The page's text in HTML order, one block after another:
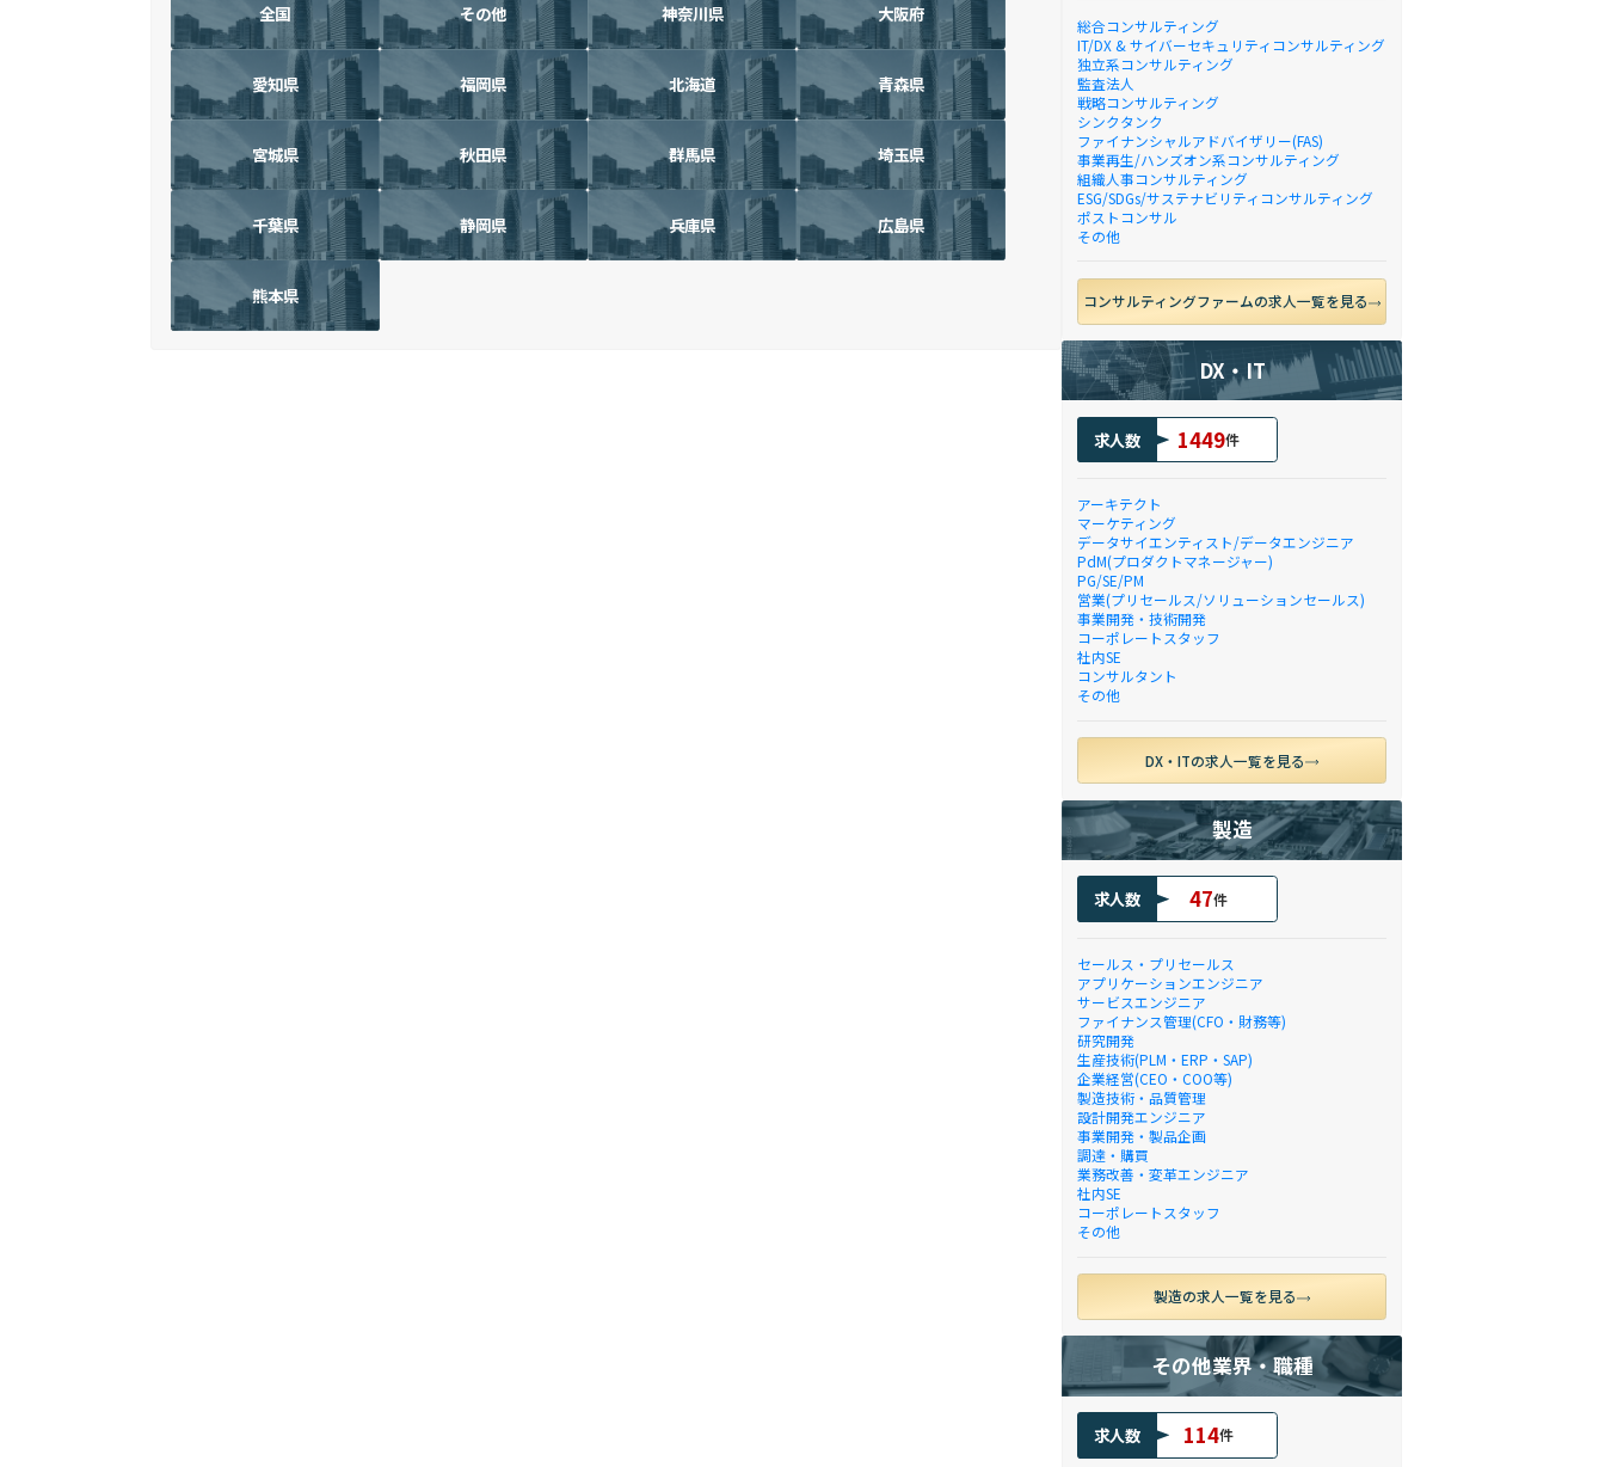
全国 その他 神奈川県 大阪府
愛知県 福岡県 北海道 青森県
宮城県 秋田県 群馬県 埼玉県
千葉県 静岡県 兵庫県 広島県
熊本県
総合コンサルティング
IT/DX & サイバーセキュリティコンサルティング
独立系コンサルティング
監査法人
戦略コンサルティング
シンクタンク
ファイナンシャルアドバイザリー(FAS)
事業再生/ハンズオン系コンサルティング
組織人事コンサルティング
ESG/SDGs/サステナビリティコンサルティング
ポストコンサル
その他
コンサルティングファームの求人一覧を見る
DX・IT
求人数 1449件
アーキテクト
マーケティング
データサイエンティスト/データエンジニア
PdM(プロダクトマネージャー)
PG/SE/PM
営業(プリセールス/ソリューションセールス)
事業開発・技術開発
コーポレートスタッフ
社内SE
コンサルタント
その他
DX・ITの求人一覧を見る
製造
求人数 47件
セールス・プリセールス
アプリケーションエンジニア
サービスエンジニア
ファイナンス管理(CFO・財務等)
研究開発
生産技術(PLM・ERP・SAP)
企業経営(CEO・COO等)
製造技術・品質管理
設計開発エンジニア
事業開発・製品企画
調達・購買
業務改善・変革エンジニア
社内SE
コーポレートスタッフ
その他
製造の求人一覧を見る
その他業界・職種
求人数 114件